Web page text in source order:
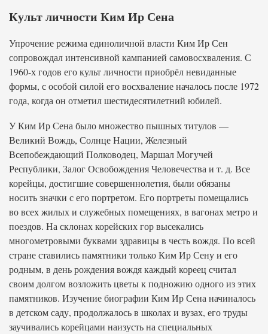
Культ личности Ким Ир Сена
Упрочение режима единоличной власти Ким Ир Сен
сопровождал интенсивной кампанией самовосхваления. С
1960-х годов его культ личности приобрёл невиданные
формы, с особой силой его восхваление началось после 1972
года, когда он отметил шестидесятилетний юбилей.
У Ким Ир Сена было множество пышных титулов —
Великий Вождь, Солнце Нации, Железный
Всепобеждающий Полководец, Маршал Могучей
Республики, Залог Освобождения Человечества и т. д. Все
корейцы, достигшие совершеннолетия, были обязаны
носить значки с его портретом. Его портреты помещались
во всех жилых и служебных помещениях, в вагонах метро и
поездов. На склонах корейских гор высекались
многометровыми буквами здравицы в честь вождя. По всей
стране ставились памятники только Ким Ир Сену и его
родным, в день рождения вождя каждый кореец считал
своим долгом возложить цветы к подножию одного из этих
памятников. Изучение биографии Ким Ир Сена начиналось
в детском саду, продолжалось в школах и вузах, его труды
заучивались корейцами наизусть на специальных